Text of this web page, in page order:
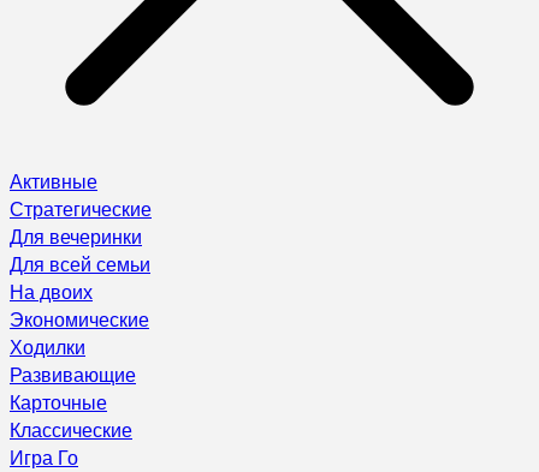
Активные
Стратегические
Для вечеринки
Для всей семьи
На двоих
Экономические
Ходилки
Развивающие
Карточные
Классические
Игра Го